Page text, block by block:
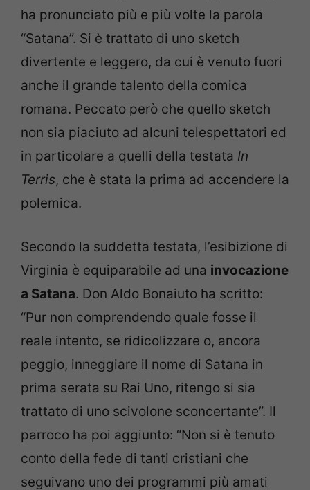
ha pronunciato più e più volte la parola
“Satana”. Si è trattato di uno sketch
divertente e leggero, da cui è venuto fuori
anche il grande talento della comica
romana. Peccato però che quello sketch
non sia piaciuto ad alcuni telespettatori ed
in particolare a quelli della testata In
Terris, che è stata la prima ad accendere la
polemica.
Secondo la suddetta testata, l’esibizione di
Virginia è equiparabile ad una invocazione
a Satana. Don Aldo Bonaiuto ha scritto:
“Pur non comprendendo quale fosse il
reale intento, se ridicolizzare o, ancora
peggio, inneggiare il nome di Satana in
prima serata su Rai Uno, ritengo si sia
trattato di uno scivolone sconcertante”. Il
parroco ha poi aggiunto: “Non si è tenuto
conto della fede di tanti cristiani che
seguivano uno dei programmi più amati